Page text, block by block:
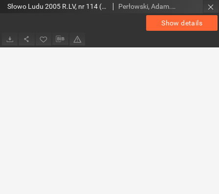
Show details
Słowo Ludu 2005 R.LV, nr 114 (świętokrzyskie) Perłowski, Adam. Red.